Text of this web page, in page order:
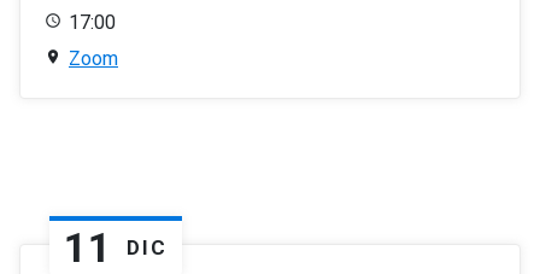
17:00
Zoom
11 DIC